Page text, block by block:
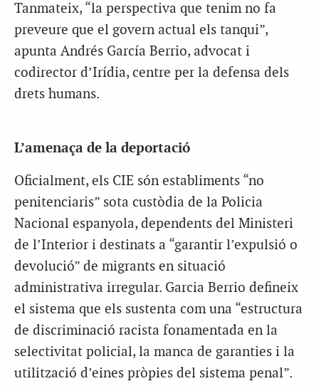
Tanmateix, “la perspectiva que tenim no fa
preveure que el govern actual els tanqui”,
apunta Andrés García Berrio, advocat i
codirector d’Irídia, centre per la defensa dels
drets humans.
L’amenaça de la deportació
Oficialment, els CIE són establiments “no
penitenciaris” sota custòdia de la Policia
Nacional espanyola, dependents del Ministeri
de l’Interior i destinats a “garantir l’expulsió o
devolució” de migrants en situació
administrativa irregular. Garcia Berrio defineix
el sistema que els sustenta com una “estructura
de discriminació racista fonamentada en la
selectivitat policial, la manca de garanties i la
utilització d’eines pròpies del sistema penal”.